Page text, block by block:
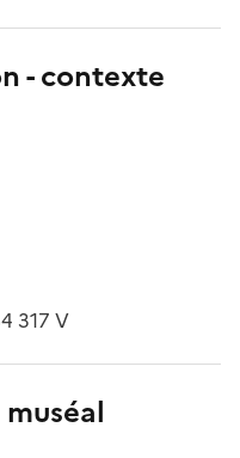
- contexte
317 V